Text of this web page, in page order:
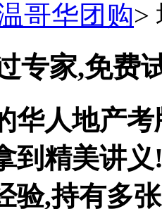
哥华团购>
专家,免费
华人地产
到精美讲
验,持有多